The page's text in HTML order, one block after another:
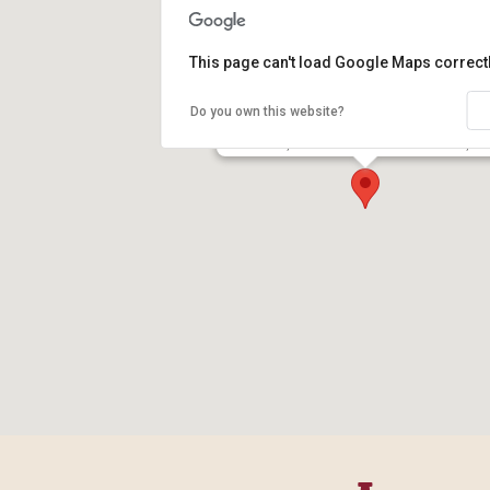
This page can't load Google Maps
Do you own this website?